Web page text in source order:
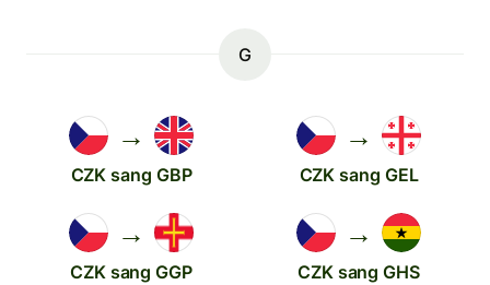
G
→
CZK sang GBP
→
CZK sang GEL
→
CZK sang GGP
→
CZK sang GHS